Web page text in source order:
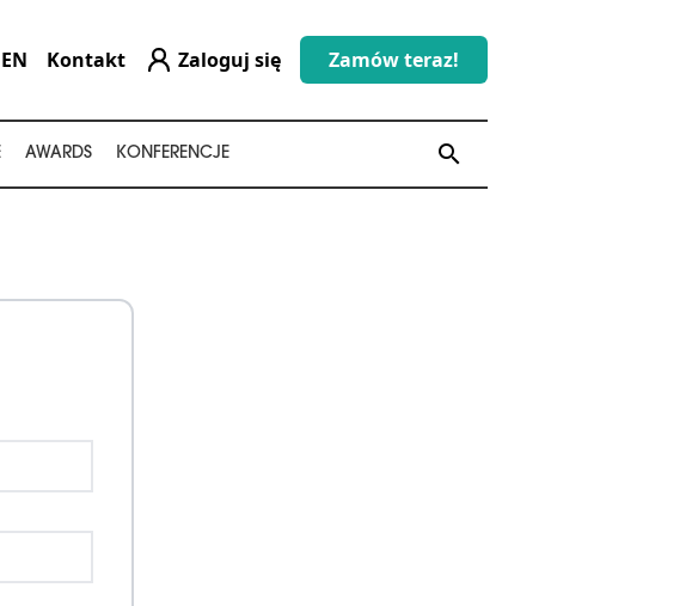
EN Kontakt Zaloguj się Zamów teraz!
AWARDS KONFERENCJE search